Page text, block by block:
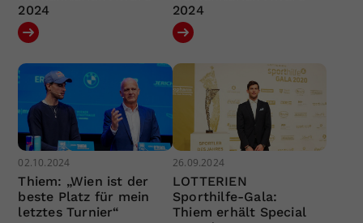
2024
2024
02.10.2024
Thiem: „Wien ist der
beste Platz für mein
letztes Turnier“
26.09.2024
LOTTERIEN
Sporthilfe-Gala:
Thiem erhält Special